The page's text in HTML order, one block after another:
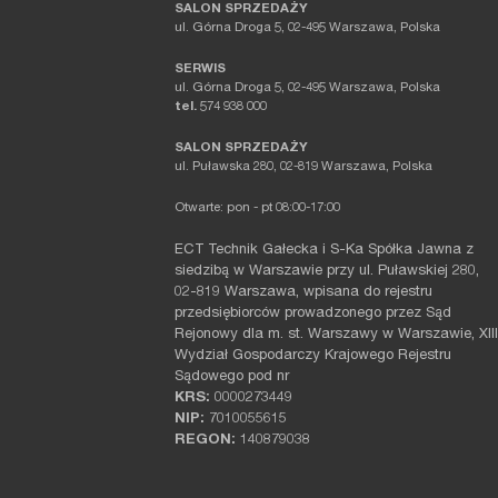
SALON SPRZEDAŻY
ul. Górna Droga 5, 02-495 Warszawa, Polska
SERWIS
ul. Górna Droga 5, 02-495 Warszawa, Polska
tel. 574 938 000
SALON SPRZEDAŻY
ul. Puławska 280, 02-819 Warszawa, Polska
Otwarte: pon - pt 08:00-17:00
ECT Technik Gałecka i S-Ka Spółka Jawna z
siedzibą w Warszawie przy ul. Puławskiej 280,
02-819 Warszawa, wpisana do rejestru
przedsiębiorców prowadzonego przez Sąd
Rejonowy dla m. st. Warszawy w Warszawie, XIII
Wydział Gospodarczy Krajowego Rejestru
Sądowego pod nr
KRS: 0000273449
NIP: 7010055615
REGON: 140879038